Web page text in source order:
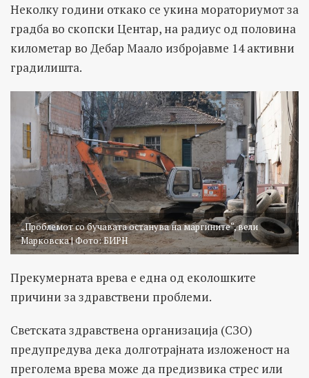
Неколку години откако се укина мораториумот за
градба во скопски Центар, на радиус од половина
километар во Дебар Маало избројавме 14 активни
градилишта.
„Проблемот со бучавата останува на маргините“, вели
Марковска | Фото: БИРН
Прекумерната врева е една од еколошките
причини за здравствени проблеми.
Светската здравствена организација (СЗО)
предупредува дека долготрајната изложеност на
преголема врева може да предизвика стрес или